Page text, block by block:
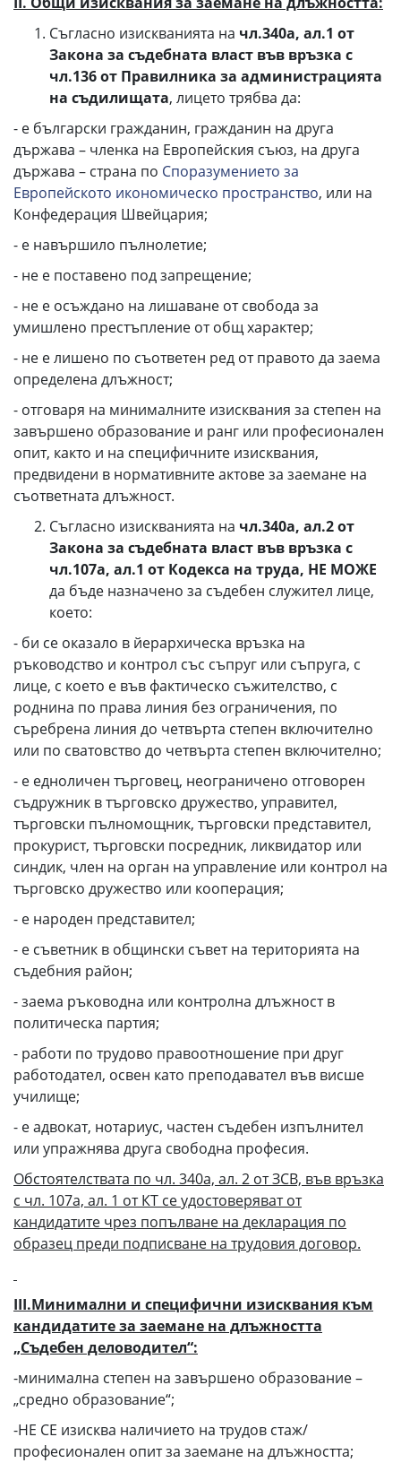
Съгласно изискванията на чл.340а, ал.1 от
Закона за съдебната власт във връзка с
чл.136 от Правилника за администрацията
на съдилищата, лицето трябва да:
- е български гражданин, гражданин на друга
държава – членка на Европейския съюз, на друга
държава – страна по Споразумението за
Европейското икономическо пространство, или на
Конфедерация Швейцария;
- е навършило пълнолетие;
- не е поставено под запрещение;
- не е осъждано на лишаване от свобода за
умишлено престъпление от общ характер;
- не е лишено по съответен ред от правото да заема
определена длъжност;
- отговаря на минималните изисквания за степен на
завършено образование и ранг или професионален
опит, както и на специфичните изисквания,
предвидени в нормативните актове за заемане на
съответната длъжност.
Съгласно изискванията на чл.340а, ал.2 от
Закона за съдебната власт във връзка с
чл.107а, ал.1 от Кодекса на труда, НЕ МОЖЕ
да бъде назначено за съдебен служител лице,
което:
- би се оказало в йерархическа връзка на
ръководство и контрол със съпруг или съпруга, с
лице, с което е във фактическо съжителство, с
роднина по права линия без ограничения, по
съребрена линия до четвърта степен включително
или по сватовство до четвърта степен включително;
- е едноличен търговец, неограничено отговорен
съдружник в търговско дружество, управител,
търговски пълномощник, търговски представител,
прокурист, търговски посредник, ликвидатор или
синдик, член на орган на управление или контрол на
търговско дружество или кооперация;
- е народен представител;
- е съветник в общински съвет на територията на
съдебния район;
- заема ръководна или контролна длъжност в
политическа партия;
- работи по трудово правоотношение при друг
работодател, освен като преподавател във висше
училище;
- е адвокат, нотариус, частен съдебен изпълнител
или упражнява друга свободна професия.
Обстоятелствата по чл. 340а, ал. 2 от ЗСВ, във връзка
с чл. 107а, ал. 1 от КТ се удостоверяват от
кандидатите чрез попълване на декларация по
образец преди подписване на трудовия договор.
III.Минимални и специфични изисквания към
кандидатите за заемане на длъжността
„Съдебен деловодител“:
-минимална степен на завършено образование –
„средно образование“;
-НЕ СЕ изисква наличието на трудов стаж/
професионален опит за заемане на длъжността;